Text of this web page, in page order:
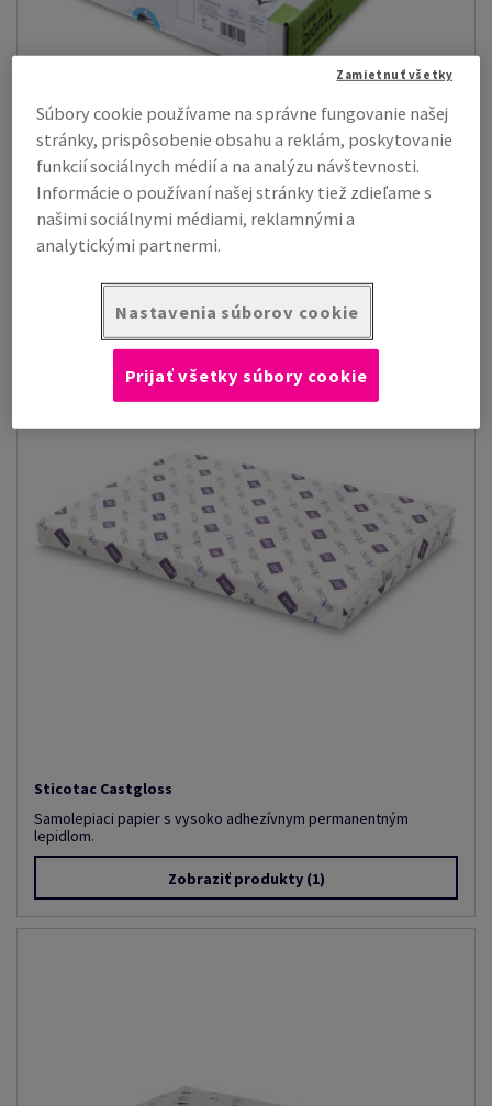
Raflatac Polylaser Matt HS
Samolepiaca fólia pre digitálnu tlač
Sticotac Castgloss
Samolepiaci papier s vysoko adhezívnym permanentným
lepidlom.
Zobraziť produkty(1)
Súbory cookie používame na správne fungovanie našej
stránky, prispôsobenie obsahu a reklám, poskytovanie
funkcií sociálnych médií a na analýzu návštevnosti.
Informácie o používaní našej stránky tiež zdieľame s
našimi sociálnymi médiami, reklamnými a
analytickými partnermi.
Nastavenia súborov cookie
Zamietnuť všetky
Prijať všetky súbory cookie